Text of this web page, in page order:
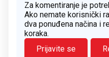
Za komentiranje je
Ako nemate korisnički
dva ponuđena načina i
koraka.
Prijavite se